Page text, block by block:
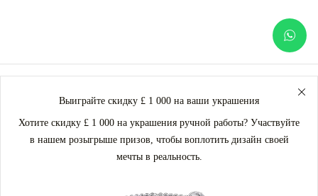
Выиграйте скидку £ 1 000 на ваши украшения
Хотите скидку £ 1 000 на украшения ручной работы? Участвуйте
в нашем розыгрыше призов, чтобы воплотить дизайн своей
мечты в реальность.